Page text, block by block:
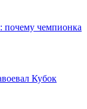
почему чемпионка
Кубок